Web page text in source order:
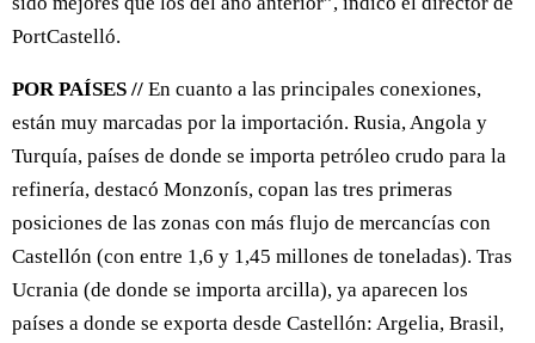
PortCastelló.
POR PAÍSES // En cuanto a las principales conexiones,
están muy marcadas por la importación. Rusia, Angola y
Turquía, países de donde se importa petróleo crudo para la
refinería, destacó Monzonís, copan las tres primeras
posiciones de las zonas con más flujo de mercancías con
Castellón (con entre 1,6 y 1,45 millones de toneladas). Tras
Ucrania (de donde se importa arcilla), ya aparecen los
países a donde se exporta desde Castellón: Argelia, Brasil,